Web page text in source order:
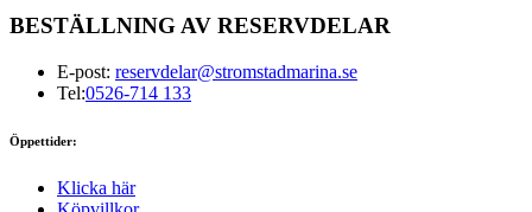
BESTÄLLNING AV RESERVDELAR
E-post: reservdelar@stromstadmarina.se
Tel:0526-714 133
Öppettider:
Klicka här